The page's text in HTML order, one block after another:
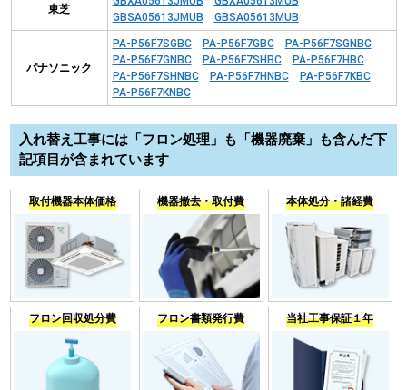
東芝
GBSA05613JMUB
GBSA05613MUB
パナソニック
PA-P56F7SGBC PA-P56F7GBC
PA-P56F7SGNBC
PA-P56F7GNBC
PA-P56F7SHBC
PA-P56F7HBC
PA-P56F7SHNBC
PA-P56F7HNBC
PA-P56F7KBC
PA-P56F7KNBC
入れ替え工事には「フロン処理」も「機器廃棄」も含んだ下
記項目が含まれています
取付機器本体価格 機器撤去・取付費 本体処分・諸経費
フロン回収処分費 フロン書類発行費 当社工事保証１年